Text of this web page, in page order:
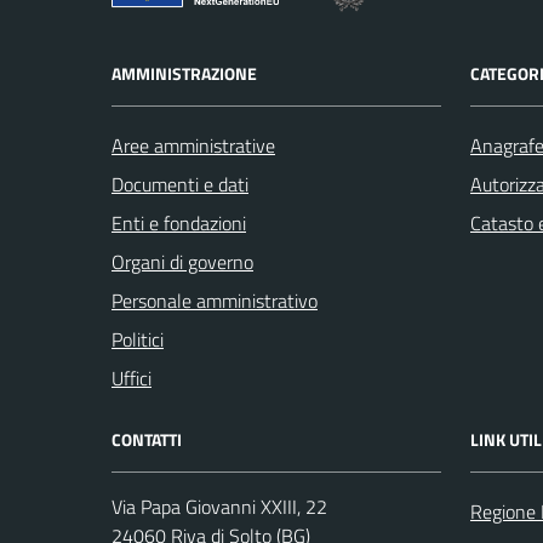
AMMINISTRAZIONE
Aree amministrative
Documenti e dati
Enti e fondazioni
Organi di governo
Personale amministrativo
Politici
Uffici
Catasto
CONTATTI
Via Papa Giovanni XXIII, 22
24060 Riva di Solto (BG)
LINK
Regione